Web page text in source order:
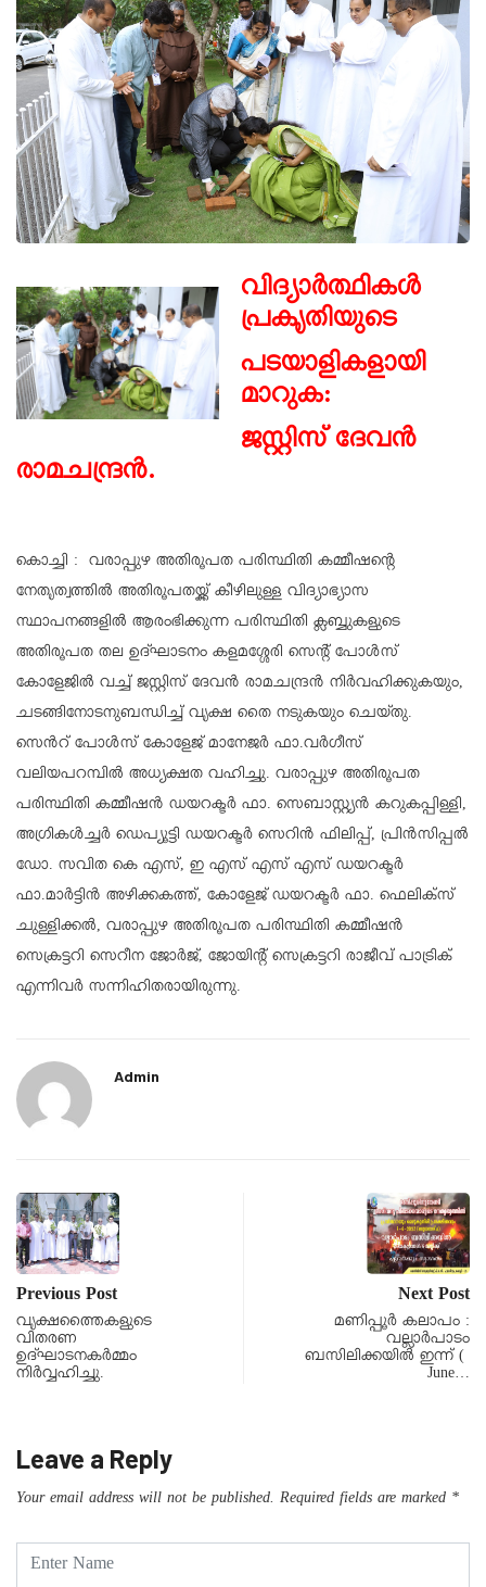
വിദ്യാർത്ഥികൾ
പ്രകൃതിയുടെ
പടയാളികളായി
മാറുക:
ജസ്റ്റിസ് ദേവൻ
രാമചന്ദ്രൻ.
കൊച്ചി : വരാപ്പുഴ അതിരൂപത പരിസ്ഥിതി കമ്മീഷൻ്റെ
നേതൃത്വത്തിൽ അതിരൂപതയ്ക്ക് കീഴിലുള്ള വിദ്യാഭ്യാസ
സ്ഥാപനങ്ങളിൽ ആരംഭിക്കുന്ന പരിസ്ഥിതി ക്ലബ്ബുകളുടെ
അതിരൂപത തല ഉദ്ഘാടനം കളമശ്ശേരി സെൻ്റ് പോൾസ്
കോളേജിൽ വച്ച് ജസ്റ്റിസ് ദേവൻ രാമചന്ദ്രൻ നിർവഹിക്കുകയും,
ചടങ്ങിനോടനുബന്ധിച്ച് വൃക്ഷ തൈ നടുകയും ചെയ്തു.
സെൻറ് പോൾസ് കോളേജ് മാനേജർ ഫാ.വർഗീസ്
വലിയപറമ്പിൽ അധ്യക്ഷത വഹിച്ചു. വരാപ്പുഴ അതിരൂപത
പരിസ്ഥിതി കമ്മീഷൻ ഡയറക്ടർ ഫാ. സെബാസ്റ്റ്യൻ കറുകപ്പിള്ളി,
അഗ്രികൾച്ചർ ഡെപ്യൂട്ടി ഡയറക്ടർ സെറിൻ ഫിലിപ്പ്, പ്രിൻസിപ്പൽ
ഡോ. സവിത കെ എസ്, ഇ എസ് എസ് എസ് ഡയറക്ടർ
ഫാ.മാർട്ടിൻ അഴിക്കകത്ത്, കോളേജ് ഡയറക്ടർ ഫാ. ഫെലിക്സ്
ചുള്ളിക്കൽ, വരാപ്പുഴ അതിരൂപത പരിസ്ഥിതി കമ്മീഷൻ
സെക്രട്ടറി സെറീന ജോർജ്, ജോയിൻ്റ് സെക്രട്ടറി രാജീവ് പാട്രിക്
എന്നിവർ സന്നിഹിതരായിരുന്നു.
Admin
Previous Post
വൃക്ഷത്തൈകളുടെ
വിതരണ
ഉദ്ഘാടനകര്‍മ്മം
നിര്‍വ്വഹിച്ചു.
Next Post
മണിപ്പൂർ കലാപം :
വല്ലാർപാടം
ബസിലിക്കയിൽ ഇന്ന് (
June…
Leave a Reply
Your email address will not be published. Required fields are marked *